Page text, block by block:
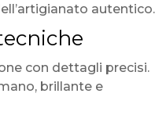
autentico.
con dettagli precisi.
brillante e